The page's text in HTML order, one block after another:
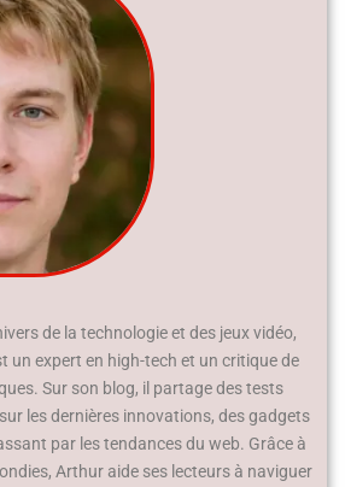
de la technologie et des jeux vidéo,
un expert en high-tech et un critique de
Sur son blog, il partage des tests
les dernières innovations, des gadgets
par les tendances du web. Grâce à
Arthur aide ses lecteurs à naviguer